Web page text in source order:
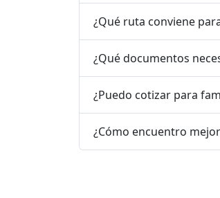
¿Qué ruta conviene
¿Qué documentos
¿Puedo cotizar para
¿Cómo encuentro